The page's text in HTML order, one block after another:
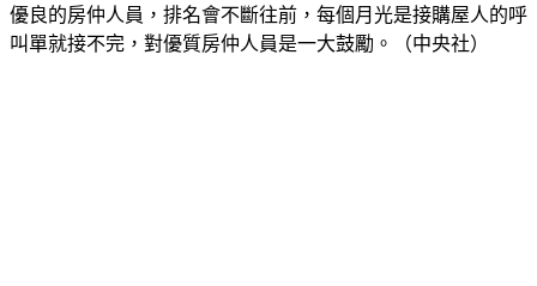
優良的房仲人員，排名會不斷往前，每個月光是接購屋人的呼
叫單就接不完，對優質房仲人員是一大鼓勵。（中央社）